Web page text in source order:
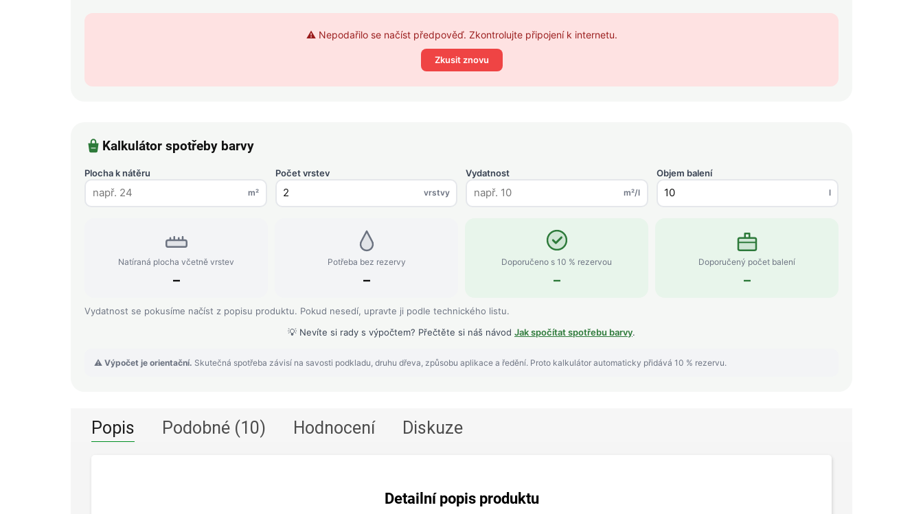
⚠️ Nepodařilo se načíst předpověď. Zkontrolujte připojení k internetu.
Zkusit znovu
Kalkulátor spotřeby barvy
Plocha k nátěru
m²
Počet vrstev
vrstvy
Vydatnost
m²/l
Objem balení
l
Natíraná plocha včetně vrstev
–
Potřeba bez rezervy
–
Doporučeno s 10 % rezervou
–
Doporučený počet balení
–
Vydatnost se pokusíme načíst z popisu produktu. Pokud nesedí, upravte ji podle technického listu.
💡 Nevíte si rady s výpočtem? Přečtěte si náš návod Jak spočítat spotřebu barvy.
⚠️ Výpočet je orientační. Skutečná spotřeba závisí na savosti podkladu, druhu dřeva, způsobu aplikace a ředění. Proto kalkulátor automaticky přidává 10 % rezervu.
Popis Podobné (10) Hodnocení Diskuze
Detailní popis produktu